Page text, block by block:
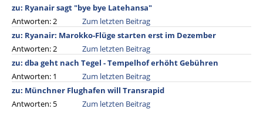
zu: Ryanair sagt "bye bye Latehansa"
Antworten: 2
Zum letzten Beitrag
zu: Ryanair: Marokko-Flüge starten erst im Dezember
Antworten: 2
Zum letzten Beitrag
zu: dba geht nach Tegel - Tempelhof erhöht Gebühren
Antworten: 1
Zum letzten Beitrag
zu: Münchner Flughafen will Transrapid
Antworten: 5
Zum letzten Beitrag